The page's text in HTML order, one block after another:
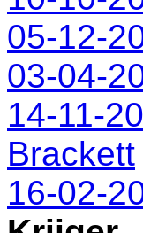
05-12-
03-04-
14-11-
Brackett
16-02-